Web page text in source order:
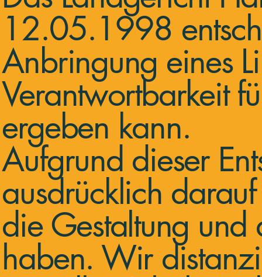
12.05.1998
Anbringung eines
Verantwortbarkeit
ergeben kann.
Aufgrund dieser
ausdrücklich
die Gestaltung und
haben. Wir